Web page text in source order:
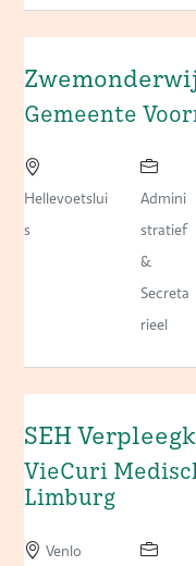
Gemeente
Hellevoetslui
s
Admini
stratief
&
Secreta
rieel
SEH
VieCuri
Limburg
Venlo